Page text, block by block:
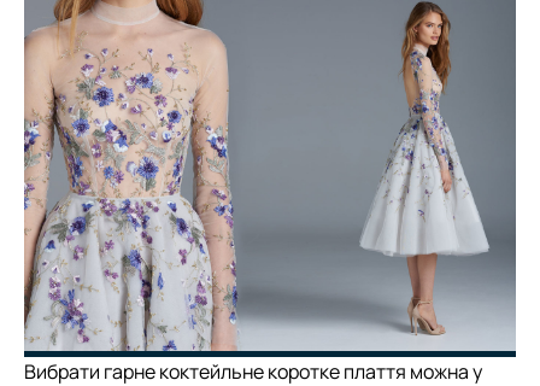
Вибрати гарне коктейльне коротке плаття можна у